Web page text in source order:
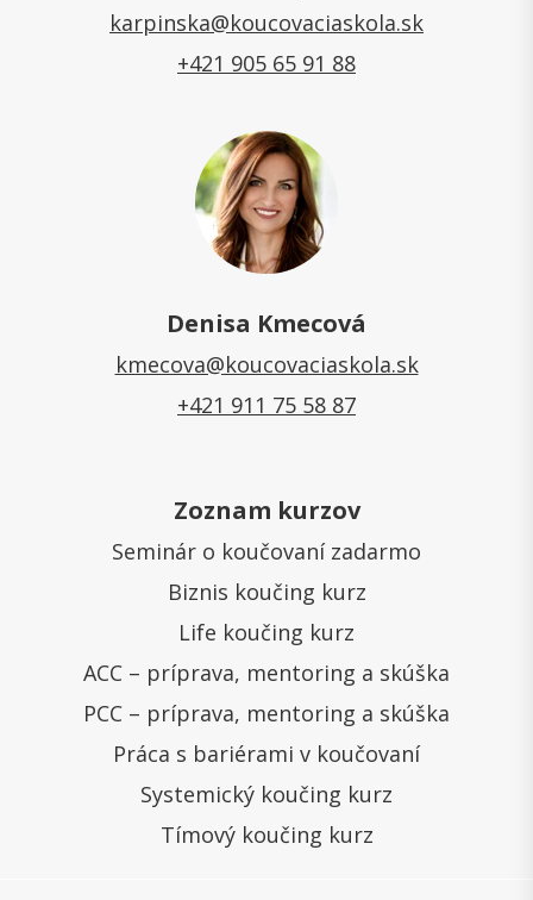
karpinska@koucovaciaskola.sk
+421 905 65 91 88
Denisa Kmecová
kmecova@koucovaciaskola.sk
+421 911 75 58 87
Zoznam kurzov
Seminár o koučovaní zadarmo
Biznis koučing kurz
Life koučing kurz
ACC – príprava, mentoring a skúška
PCC – príprava, mentoring a skúška
Práca s bariérami v koučovaní
Systemický koučing kurz
Tímový koučing kurz